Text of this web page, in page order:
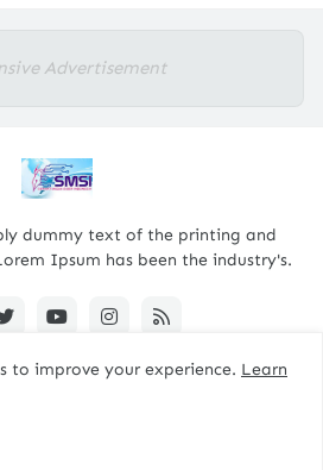
Advertisement
dummy text of the printing and
Ipsum has been the industry's.
to improve your experience. Learn